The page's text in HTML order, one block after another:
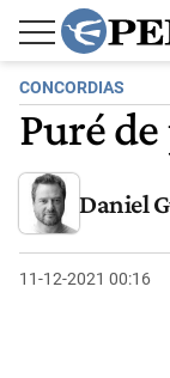
CONCORDIAS
Puré
Daniel
11-12-2021 00:16